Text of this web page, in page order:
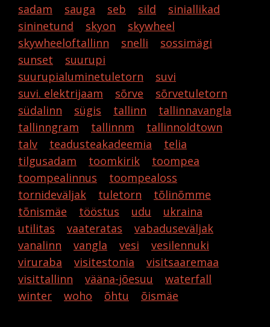
sadam
sauga seb sild
siniallikad
sininetund
skyon
skywheel
skywheeloftallinn
snelli
sossimägi
sunset
suurupi
suurupialuminetuletorn
suvi
suvi. elektrijaam
sõrve
sõrvetuletorn
südalinn
sügis tallinn
tallinnavangla
tallinngram
tallinnm
tallinnoldtown
talv
teadusteakadeemia
telia
tilgusadam
toomkirik
toompea
toompealinnus
toompealoss
tornideväljak
tuletorn
tõlinõmme
tõnismäe
tööstus udu
ukraina
utilitas
vaateratas
vabaduseväljak
vanalinn
vangla vesi
vesilennuki
viruraba
visitestonia
visitsaaremaa
visittallinn
vääna-jõesuu
waterfall
winter
woho õhtu õismäe